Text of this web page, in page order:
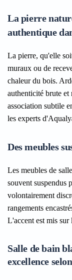
La pierre
authentique
La pierre, qu'elle
muraux ou de
chaleur du bois.
authenticité brute et
association subtile
les experts
Des meubles
Les meubles de
souvent suspendus
volontairement
rangements
L'accent est mis
Salle de bain
excellence